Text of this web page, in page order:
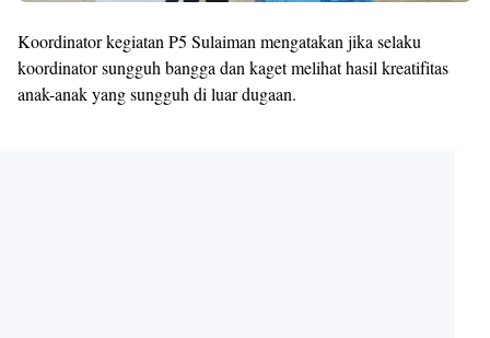
Koordinator kegiatan P5 Sulaiman mengatakan jika selaku
koordinator sungguh bangga dan kaget melihat hasil kreatifitas
anak-anak yang sungguh di luar dugaan.